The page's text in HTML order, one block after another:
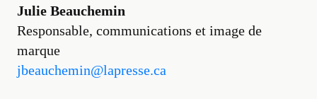
Julie Beauchemin
Responsable, communications et image de
marque
jbeauchemin@lapresse.ca